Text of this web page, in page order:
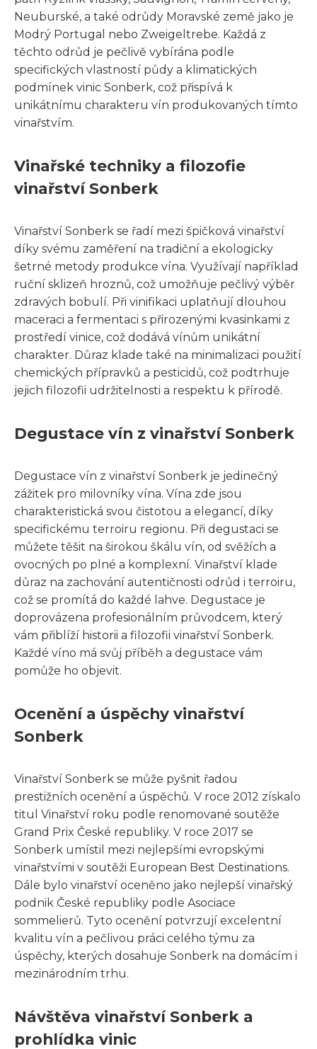
Neuburské, a také odrůdy Moravské země jako je
Modrý Portugal nebo Zweigeltrebe. Každá z
těchto odrůd je pečlivě vybírána podle
specifických vlastností půdy a klimatických
podmínek vinic Sonberk, což přispívá k
unikátnímu charakteru vín produkovaných tímto
vinařstvím.
Vinařské techniky a filozofie
vinařství Sonberk
Vinařství Sonberk se řadí mezi špičková vinařství
díky svému zaměření na tradiční a ekologicky
šetrné metody produkce vína. Využívají například
ruční sklizeň hroznů, což umožňuje pečlivý výběr
zdravých bobulí. Při vinifikaci uplatňují dlouhou
maceraci a fermentaci s přirozenými kvasinkami z
prostředí vinice, což dodává vínům unikátní
charakter. Důraz klade také na minimalizaci použití
chemických přípravků a pesticidů, což podtrhuje
jejich filozofii udržitelnosti a respektu k přírodě.
Degustace vín z vinařství Sonberk
Degustace vín z vinařství Sonberk je jedinečný
zážitek pro milovníky vína. Vína zde jsou
charakteristická svou čistotou a elegancí, díky
specifickému terroiru regionu. Při degustaci se
můžete těšit na širokou škálu vín, od svěžích a
ovocných po plné a komplexní. Vinařství klade
důraz na zachování autentičnosti odrůd i terroiru,
což se promítá do každé lahve. Degustace je
doprovázena profesionálním průvodcem, který
vám přiblíží historii a filozofii vinařství Sonberk.
Každé víno má svůj příběh a degustace vám
pomůže ho objevit.
Ocenění a úspěchy vinařství
Sonberk
Vinařství Sonberk se může pyšnit řadou
prestižních ocenění a úspěchů. V roce 2012 získalo
titul Vinařství roku podle renomované soutěže
Grand Prix České republiky. V roce 2017 se
Sonberk umístil mezi nejlepšími evropskými
vinařstvími v soutěži European Best Destinations.
Dále bylo vinařství oceněno jako nejlepší vinařský
podnik České republiky podle Asociace
sommelierů. Tyto ocenění potvrzují excelentní
kvalitu vín a pečlivou práci celého týmu za
úspěchy, kterých dosahuje Sonberk na domácím i
mezinárodním trhu.
Návštěva vinařství Sonberk a
prohlídka vinic